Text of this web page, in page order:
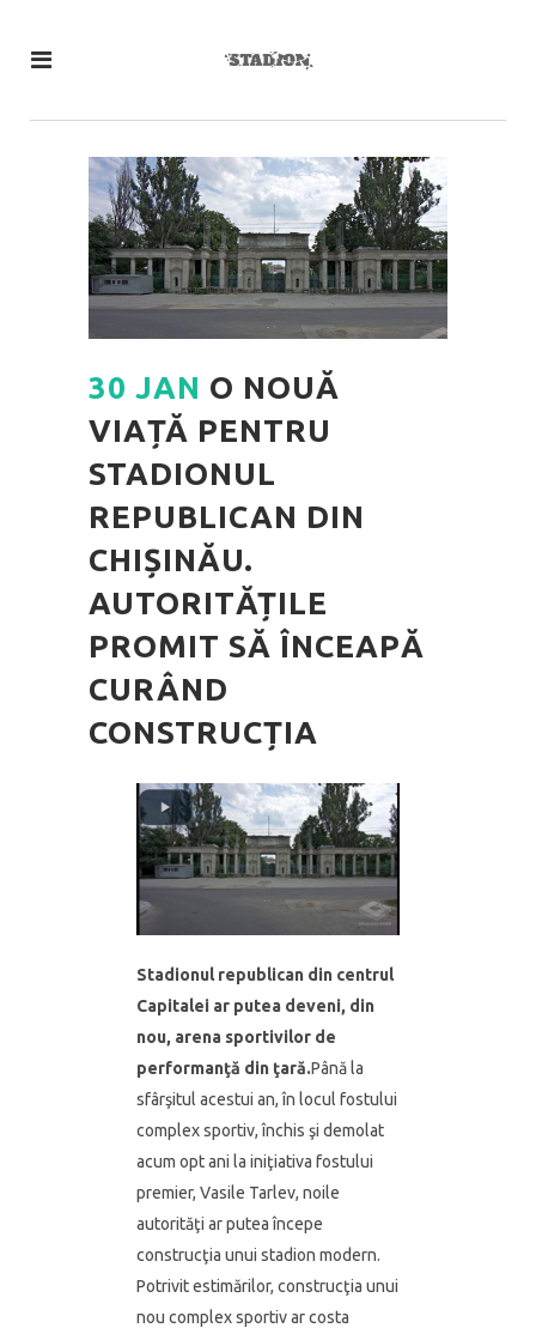
30 JAN O NOUĂ
VIAȚĂ PENTRU
STADIONUL
REPUBLICAN DIN
CHIȘINĂU.
AUTORITĂȚILE
PROMIT SĂ ÎNCEAPĂ
CURÂND
CONSTRUCȚIA
Stadionul republican din centrul
Capitalei ar putea deveni, din
nou, arena sportivilor de
performanţă din ţară.Până la
sfârşitul acestui an, în locul fostului
complex sportiv, închis şi demolat
acum opt ani la iniţiativa fostului
premier, Vasile Tarlev, noile
autorităţi ar putea începe
construcţia unui stadion modern.
Potrivit estimărilor, construcţia unui
nou complex sportiv ar costa